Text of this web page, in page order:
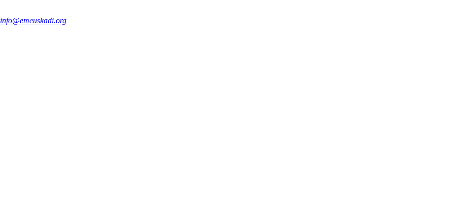
info@emeuskadi.org